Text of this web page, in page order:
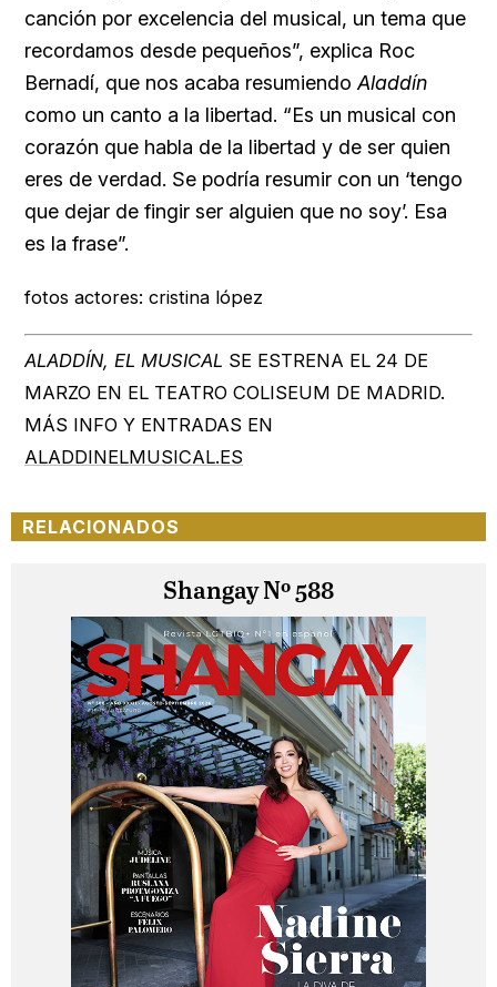
canción por excelencia del musical, un tema que
recordamos desde pequeños”, explica Roc
Bernadí, que nos acaba resumiendoAladdín
como un canto a la libertad. “Es un musical con
corazón que habla de la libertad y de ser quien
eres de verdad. Se podría resumir con un ‘tengo
que dejar de fingir ser alguien que no soy’. Esa
es la frase”.
fotos actores: cristina lópez
ALADDÍN, EL MUSICAL SE ESTRENA EL 24 DE
MARZO EN EL TEATRO COLISEUM DE MADRID.
MÁS INFO Y ENTRADAS EN
ALADDINELMUSICAL.ES
RELACIONADOS
Shangay Nº 588